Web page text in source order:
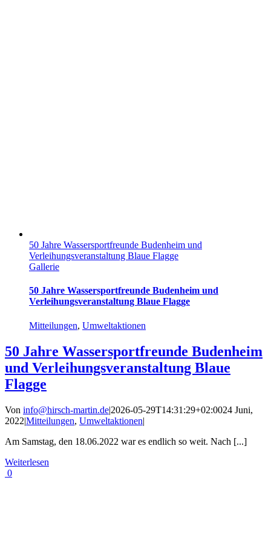
50 Jahre Wassersportfreunde Budenheim und
Verleihungsveranstaltung Blaue Flagge
Gallerie
50 Jahre Wassersportfreunde Budenheim und
Verleihungsveranstaltung Blaue Flagge
Mitteilungen, Umweltaktionen
50 Jahre Wassersportfreunde Budenheim
und Verleihungsveranstaltung Blaue
Flagge
Von info@hirsch-martin.de|2026-05-29T14:31:29+02:0024 Juni,
2022|Mitteilungen, Umweltaktionen|
Am Samstag, den 18.06.2022 war es endlich so weit. Nach [...]
Weiterlesen
0